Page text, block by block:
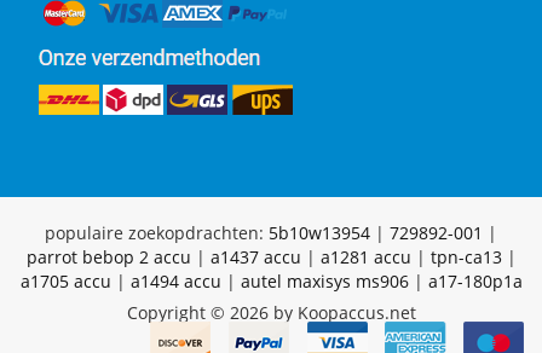
populaire zoekopdrachten: 5b10w13954 | 729892-001 |
parrot bebop 2 accu | a1437 accu | a1281 accu | tpn-ca13|
a1705 accu | a1494 accu | autel maxisys ms906| a17-180p1a
Copyright © 2026 by Koopaccus.net